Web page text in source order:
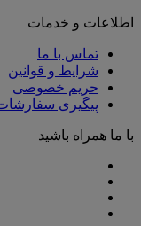
اطلاعات و خدمات
تماس با ما
شرایط و قوانین
حریم خصوصی
پیگیری
با ما همراه باشید